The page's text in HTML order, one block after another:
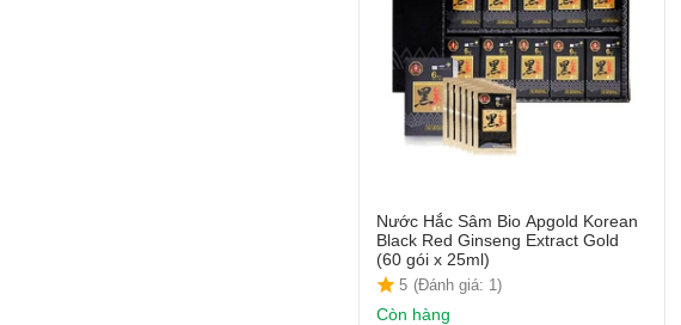
Nước Hắc Sâm Bio Apgold Korean
Black Red Ginseng Extract Gold
(60 gói x 25ml)
5 (Đánh giá: 1)
Còn hàng